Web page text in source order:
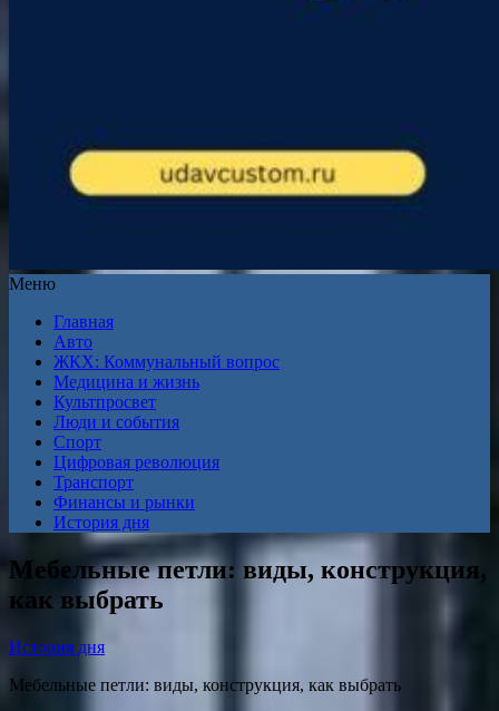
Меню
Главная
Авто
ЖКХ: Коммунальный вопрос
Медицина и жизнь
Культпросвет
Люди и события
Спорт
Цифровая революция
Транспорт
Финансы и рынки
История дня
Мебельные петли: виды, конструкция,
как выбрать
История дня
Мебельные петли: виды, конструкция, как выбрать